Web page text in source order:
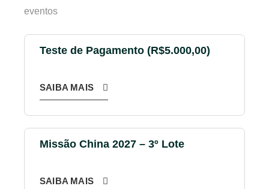
eventos
Teste de Pagamento (R$5.000,00)
SAIBA MAIS
Missão China 2027 – 3º Lote
SAIBA MAIS